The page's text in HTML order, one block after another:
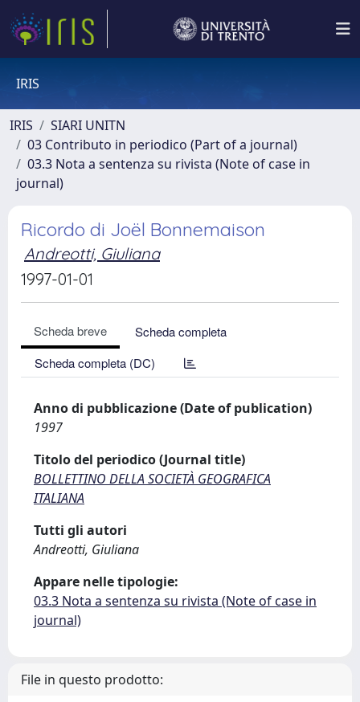
IRIS
IRIS
SIARI UNITN
03 Contributo in periodico (Part of a journal)
03.3 Nota a sentenza su rivista (Note of case in
journal)
Ricordo di Joël Bonnemaison
Andreotti, Giuliana
1997-01-01
Scheda breve
Scheda completa
Scheda completa (DC)
Anno di pubblicazione (Date of publication)
1997
Titolo del periodico (Journal title)
BOLLETTINO DELLA SOCIETÀ GEOGRAFICA
ITALIANA
Tutti gli autori
Andreotti, Giuliana
Appare nelle tipologie:
03.3 Nota a sentenza su rivista (Note of case in
journal)
File in questo prodotto: